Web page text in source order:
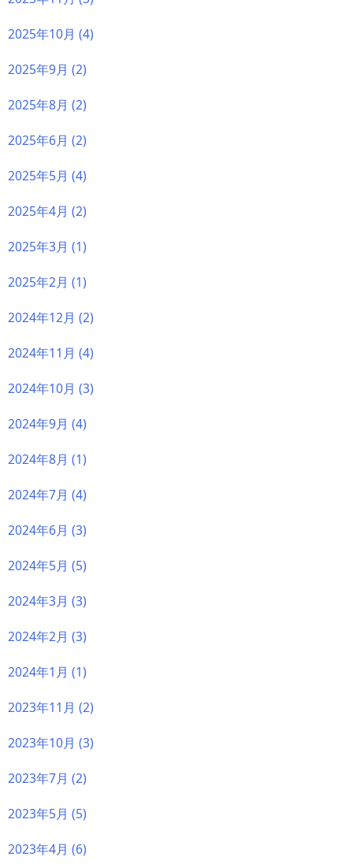
2025年10月 (4)
2025年9月 (2)
2025年8月 (2)
2025年6月 (2)
2025年5月 (4)
2025年4月 (2)
2025年3月 (1)
2025年2月 (1)
2024年12月 (2)
2024年11月 (4)
2024年10月 (3)
2024年9月 (4)
2024年8月 (1)
2024年7月 (4)
2024年6月 (3)
2024年5月 (5)
2024年3月 (3)
2024年2月 (3)
2024年1月 (1)
2023年11月 (2)
2023年10月 (3)
2023年7月 (2)
2023年5月 (5)
2023年4月 (6)